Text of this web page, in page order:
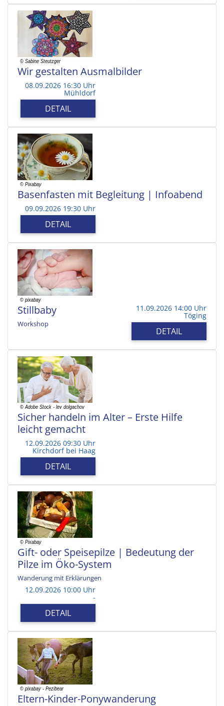
Wir gestalten Ausmalbilder
08.09.2026 16:30 Uhr
Mühldorf
DETAIL
Basenfasten mit Begleitung | Infoabend
09.09.2026 19:30 Uhr
DETAIL
Stillbaby
Workshop
11.09.2026 14:00 Uhr
Töging
DETAIL
Sicher handeln im Alter – Erste Hilfe
leicht gemacht
12.09.2026 09:30 Uhr
Kirchdorf bei Haag
DETAIL
Gift- oder Speisepilze | Bedeutung der
Pilze im Öko-System
Wanderung mit Erklärungen
12.09.2026 10:00 Uhr
-
DETAIL
Eltern-Kinder-Ponywanderung